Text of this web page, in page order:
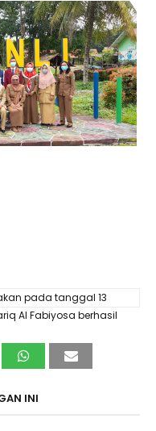
pada tanggal 13
Al Fabiyosa berhasil
INI